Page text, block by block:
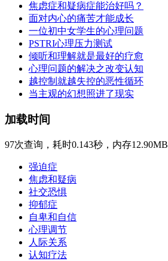
焦虑症和疑病症能治好吗？
面对内心的痛苦才能成长
一位初中女学生的心理问题
PSTRI心理压力测试
倾听和理解就是最好的疗愈
心理问题的解决之改变认知
越控制就越失控的恶性循环
当主观的幻想照进了现实
加载时间
97次查询，耗时0.143秒，内存12.90MB
强迫症
焦虑和疑病
社交恐惧
抑郁症
自卑和自信
心理调节
人际关系
认知疗法